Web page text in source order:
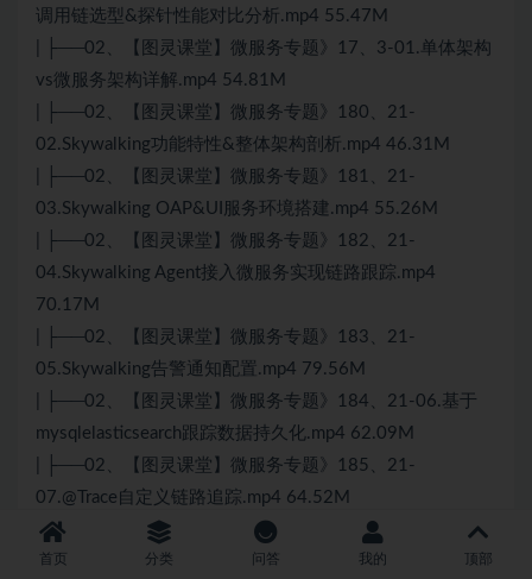
调用链选型&探针性能对比分析.mp4 55.47M
| ├──02、【图灵课堂】微服务专题》17、3-01.单体架构
vs微服务架构详解.mp4 54.81M
| ├──02、【图灵课堂】微服务专题》180、21-
02.Skywalking功能特性&整体架构剖析.mp4 46.31M
| ├──02、【图灵课堂】微服务专题》181、21-
03.Skywalking OAP&UI服务环境搭建.mp4 55.26M
| ├──02、【图灵课堂】微服务专题》182、21-
04.Skywalking Agent接入微服务实现链路跟踪.mp4
70.17M
| ├──02、【图灵课堂】微服务专题》183、21-
05.Skywalking告警通知配置.mp4 79.56M
| ├──02、【图灵课堂】微服务专题》184、21-06.基于
mysqlelasticsearch跟踪数据持久化.mp4 62.09M
| ├──02、【图灵课堂】微服务专题》185、21-
07.@Trace自定义链路追踪.mp4 64.52M
| ├──02、【图灵课堂】微服务专题》186、21-
08.Skywalking集成日志框架logback.mp4 81.81M
首页 分类 问答 我的 顶部